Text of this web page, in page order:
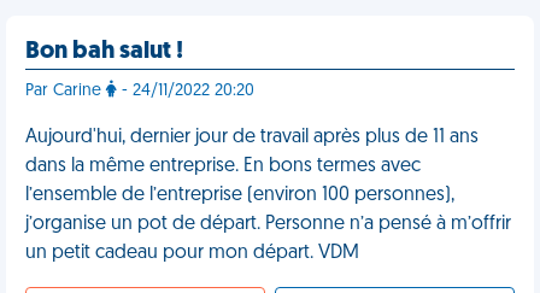
Bon bah salut !
Par Carine - 24/11/2022 20:20
Aujourd'hui, dernier jour de travail après plus de 11 ans
dans la même entreprise. En bons termes avec
l’ensemble de l’entreprise (environ 100 personnes),
j’organise un pot de départ. Personne n’a pensé à m’offrir
un petit cadeau pour mon départ. VDM